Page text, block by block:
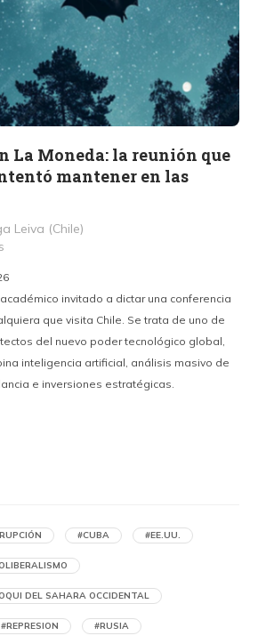
La Moneda: la reunión que
mantener en las
Leiva (Chile)
invitado a dictar una conferencia
que visita Chile. Se trata de uno de
del nuevo poder tecnológico global,
inteligencia artificial, análisis masivo de
e inversiones estratégicas.
#CUBA #EE.UU.
DEL SAHARA OCCIDENTAL
#REPRESION #RUSIA